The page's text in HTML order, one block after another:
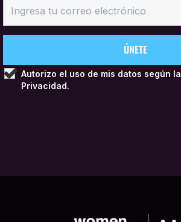
Autorizo el uso de mis datos según la
Privacidad.